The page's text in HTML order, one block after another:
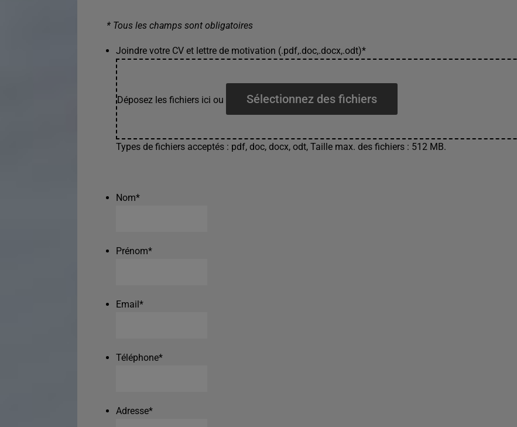
* Tous les champs sont obligatoires
Joindre votre CV et lettre de motivation (.pdf,.doc,.docx,.odt)*
Déposez les fichiers ici ou Sélectionnez des fichiers
Types de fichiers acceptés : pdf, doc, docx, odt, Taille max. des fichiers : 512 MB.
Nom*
Prénom*
Email*
Téléphone*
Adresse*